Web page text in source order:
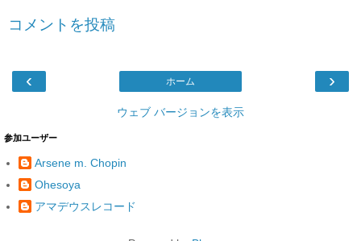
コメントを投稿
‹ ›
ホーム
ウェブ バージョンを表示
参加ユーザー
Arsene m. Chopin
Ohesoya
アマデウスレコード